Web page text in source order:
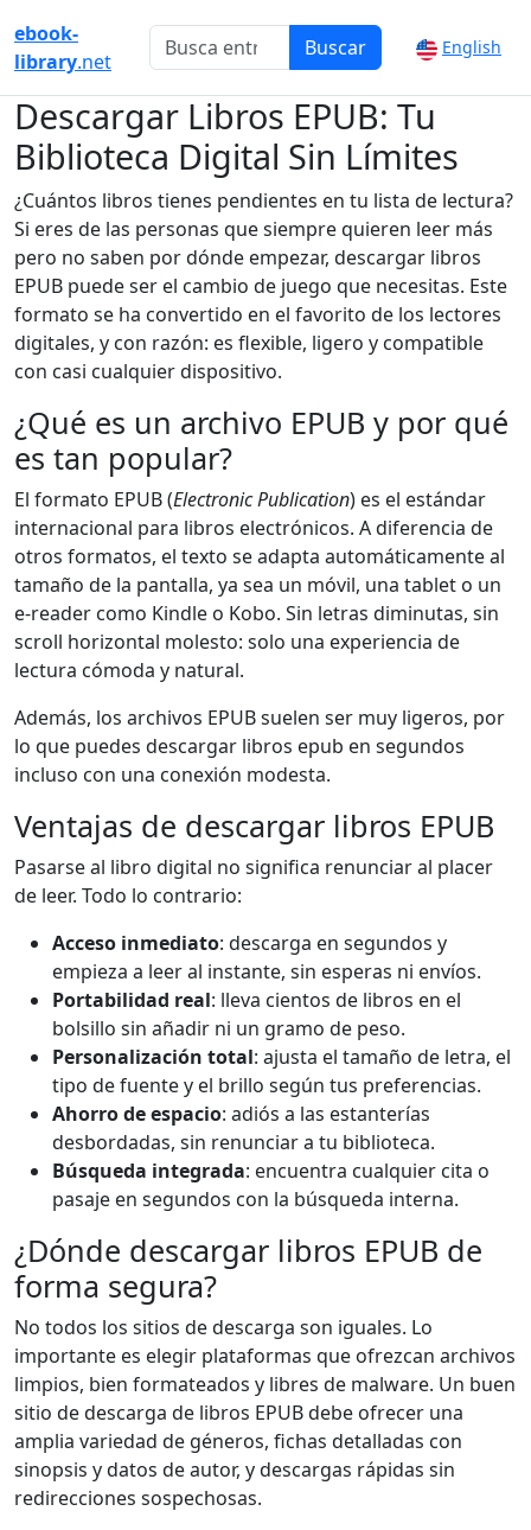
ebook-
library.net
Buscar English
Descargar Libros EPUB: Tu
Biblioteca Digital Sin Límites
¿Cuántos libros tienes pendientes en tu lista de lectura?
Si eres de las personas que siempre quieren leer más
pero no saben por dónde empezar, descargar libros
EPUB puede ser el cambio de juego que necesitas. Este
formato se ha convertido en el favorito de los lectores
digitales, y con razón: es flexible, ligero y compatible
con casi cualquier dispositivo.
¿Qué es un archivo EPUB y por qué
es tan popular?
El formato EPUB (Electronic Publication) es el estándar
internacional para libros electrónicos. A diferencia de
otros formatos, el texto se adapta automáticamente al
tamaño de la pantalla, ya sea un móvil, una tablet o un
e-reader como Kindle o Kobo. Sin letras diminutas, sin
scroll horizontal molesto: solo una experiencia de
lectura cómoda y natural.
Además, los archivos EPUB suelen ser muy ligeros, por
lo que puedes descargar libros epub en segundos
incluso con una conexión modesta.
Ventajas de descargar libros EPUB
Pasarse al libro digital no significa renunciar al placer
de leer. Todo lo contrario:
Acceso inmediato: descarga en segundos y
empieza a leer al instante, sin esperas ni envíos.
Portabilidad real: lleva cientos de libros en el
bolsillo sin añadir ni un gramo de peso.
Personalización total: ajusta el tamaño de letra, el
tipo de fuente y el brillo según tus preferencias.
Ahorro de espacio: adiós a las estanterías
desbordadas, sin renunciar a tu biblioteca.
Búsqueda integrada: encuentra cualquier cita o
pasaje en segundos con la búsqueda interna.
¿Dónde descargar libros EPUB de
forma segura?
No todos los sitios de descarga son iguales. Lo
importante es elegir plataformas que ofrezcan archivos
limpios, bien formateados y libres de malware. Un buen
sitio de descarga de libros EPUB debe ofrecer una
amplia variedad de géneros, fichas detalladas con
sinopsis y datos de autor, y descargas rápidas sin
redirecciones sospechosas.